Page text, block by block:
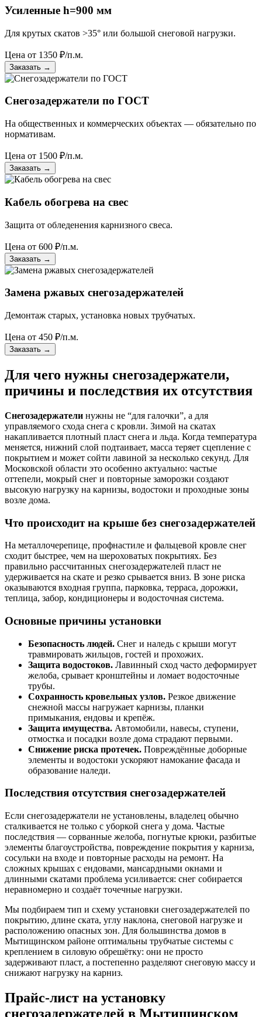
Усиленные h=900 мм
Для крутых скатов >35° или большой снеговой нагрузки.
Цена от 1350 ₽/п.м.
Заказать →
Снегозадержатели по ГОСТ
На общественных и коммерческих объектах — обязательно по
нормативам.
Цена от 1500 ₽/п.м.
Заказать →
Кабель обогрева на свес
Защита от обледенения карнизного свеса.
Цена от 600 ₽/п.м.
Заказать →
Замена ржавых снегозадержателей
Демонтаж старых, установка новых трубчатых.
Цена от 450 ₽/п.м.
Заказать →
Для чего нужны снегозадержатели,
причины и последствия их отсутствия
Снегозадержатели нужны не “для галочки”, а для
управляемого схода снега с кровли. Зимой на скатах
накапливается плотный пласт снега и льда. Когда температура
меняется, нижний слой подтаивает, масса теряет сцепление с
покрытием и может сойти лавиной за несколько секунд. Для
Московской области это особенно актуально: частые
оттепели, мокрый снег и повторные заморозки создают
высокую нагрузку на карнизы, водостоки и проходные зоны
возле дома.
Что происходит на крыше без снегозадержателей
На металлочерепице, профнастиле и фальцевой кровле снег
сходит быстрее, чем на шероховатых покрытиях. Без
правильно рассчитанных снегозадержателей пласт не
удерживается на скате и резко срывается вниз. В зоне риска
оказываются входная группа, парковка, терраса, дорожки,
теплица, забор, кондиционеры и водосточная система.
Основные причины установки
Безопасность людей. Снег и наледь с крыши могут
травмировать жильцов, гостей и прохожих.
Защита водостоков. Лавинный сход часто деформирует
желоба, срывает кронштейны и ломает водосточные
трубы.
Сохранность кровельных узлов. Резкое движение
снежной массы нагружает карнизы, планки
примыкания, ендовы и крепёж.
Защита имущества. Автомобили, навесы, ступени,
отмостка и посадки возле дома страдают первыми.
Снижение риска протечек. Повреждённые доборные
элементы и водостоки ускоряют намокание фасада и
образование наледи.
Последствия отсутствия снегозадержателей
Если снегозадержатели не установлены, владелец обычно
сталкивается не только с уборкой снега у дома. Частые
последствия — сорванные желоба, погнутые крюки, разбитые
элементы благоустройства, повреждение покрытия у карниза,
сосульки на входе и повторные расходы на ремонт. На
сложных крышах с ендовами, мансардными окнами и
длинными скатами проблема усиливается: снег собирается
неравномерно и создаёт точечные нагрузки.
Мы подбираем тип и схему установки снегозадержателей по
покрытию, длине ската, углу наклона, снеговой нагрузке и
расположению опасных зон. Для большинства домов в
Мытищинском районе оптимальны трубчатые системы с
креплением в силовую обрешётку: они не просто
задерживают пласт, а постепенно разделяют снеговую массу и
снижают нагрузку на карниз.
Прайс-лист на установку
снегозадержателей в Мытищинском